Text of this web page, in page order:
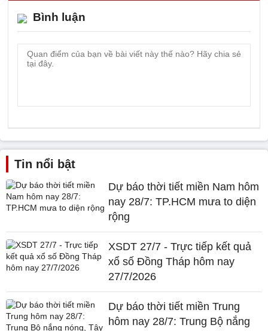
Bình luận
Tin nổi bật
Dự báo thời tiết miền Nam hôm
nay 28/7: TP.HCM mưa to diện
rộng
XSDT 27/7 - Trực tiếp kết quả
xổ số Đồng Tháp hôm nay
27/7/2026
Dự báo thời tiết miền Trung
hôm nay 28/7: Trung Bộ nắng